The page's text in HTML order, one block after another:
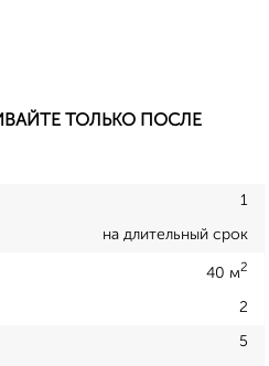
ТОЛЬКО ПОСЛЕ
1
на длительный срок
40 м2
2
5